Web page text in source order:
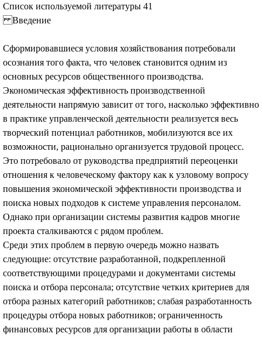
Список используемой литературы 41
Введение
Сформировавшиеся условия хозяйствования потребовали
осознания того факта, что человек становится одним из
основных ресурсов общественного производства.
Экономическая эффективность производственной
деятельности напрямую зависит от того, насколько эффективно
в практике управленческой деятельности реализуется весь
творческий потенциал работников, мобилизуются все их
возможности, рационально организуется трудовой процесс.
Это потребовало от руководства предприятий переоценки
отношения к человеческому фактору как к узловому вопросу
повышения экономической эффективности производства и
поиска новых подходов к системе управления персоналом.
Однако при организации системы развития кадров многие
проекта сталкиваются с рядом проблем.
Среди этих проблем в первую очередь можно назвать
следующие: отсутствие разработанной, подкрепленной
соответствующими процедурами и документами системы
поиска и отбора персонала; отсутствие четких критериев для
отбора разных категорий работников; слабая разработанность
процедуры отбора новых работников; ограниченность
финансовых ресурсов для организации работы в области